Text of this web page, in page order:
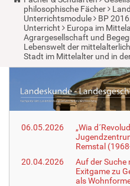
o
u
a
r
e
h
e
:
philosophische Fächer
Unterrichtsmodule
BP
Unterricht
Europa im
Agrargesellschaft und
Lebenswelt der
Stadt im Mittelalter und in
06.05.2026
„Wia
Remstal
20.04.2026
Auf der Suche
Exitgame zu
als